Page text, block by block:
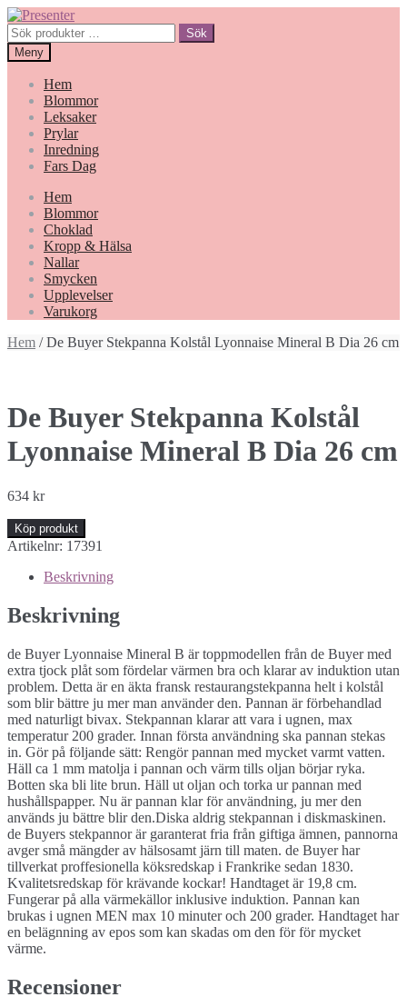
Hoppa
till
navigering
Gå
till
innehåll
Sök
efter:
Sök
Meny
Hem
Blommor
Leksaker
Prylar
Inredning
Fars Dag
Hem
Blommor
Choklad
Kropp & Hälsa
Nallar
Smycken
Upplevelser
Varukorg
Hem / De Buyer Stekpanna Kolstål Lyonnaise Mineral B Dia 26 cm
De Buyer Stekpanna Kolstål
Lyonnaise Mineral B Dia 26 cm
634 kr
Köp produkt
Artikelnr: 17391
Beskrivning
Beskrivning
de Buyer Lyonnaise Mineral B är toppmodellen från de Buyer med
extra tjock plåt som fördelar värmen bra och klarar av induktion utan
problem. Detta är en äkta fransk restaurangstekpanna helt i kolstål
som blir bättre ju mer man använder den. Pannan är förbehandlad
med naturligt bivax. Stekpannan klarar att vara i ugnen, max
temperatur 200 grader. Innan första användning ska pannan stekas
in. Gör på följande sätt: Rengör pannan med mycket varmt vatten.
Häll ca 1 mm matolja i pannan och värm tills oljan börjar ryka.
Botten ska bli lite brun. Häll ut oljan och torka ur pannan med
hushållspapper. Nu är pannan klar för användning, ju mer den
används ju bättre blir den.Diska aldrig stekpannan i diskmaskinen.
de Buyers stekpannor är garanterat fria från giftiga ämnen, pannorna
avger små mängder av hälsosamt järn till maten. de Buyer har
tillverkat proffesionella köksredskap i Frankrike sedan 1830.
Kvalitetsredskap för krävande kockar! Handtaget är 19,8 cm.
Fungerar på alla värmekällor inklusive induktion. Pannan kan
brukas i ugnen MEN max 10 minuter och 200 grader. Handtaget har
en belägnning av epos som kan skadas om den för för mycket
värme.
Recensioner